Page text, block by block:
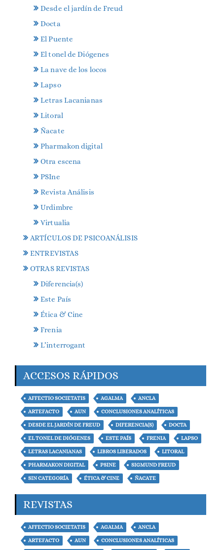
Desde el jardín de Freud
Docta
El Puente
El tonel de Diógenes
La nave de los locos
Lapso
Letras Lacanianas
Litoral
Ñacate
Pharmakon digital
Otra escena
PSIne
Revista Análisis
Urdimbre
Virtualia
ARTÍCULOS DE PSICOANÁLISIS
ENTREVISTAS
OTRAS REVISTAS
Diferencia(s)
Este País
Ética & Cine
Frenia
L’interrogant
ACCESOS RÁPIDOS
AFFECTIO SOCIETATIS AGALMA ANCLA
ARTEFACTO AUN CONCLUSIONES ANALÍTICAS
DESDE EL JARDÍN DE FREUD DIFERENCIA(S) DOCTA
EL TONEL DE DIÓGENES ESTE PAÍS FRENIA LAPSO
LETRAS LACANIANAS LIBROS LIBERADOS LITORAL
PHARMAKON DIGITAL PSINE SIGMUND FREUD
SIN CATEGORÍA ÉTICA & CINE ÑACATE
REVISTAS
AFFECTIO SOCIETATIS AGALMA ANCLA
ARTEFACTO AUN CONCLUSIONES ANALÍTICAS